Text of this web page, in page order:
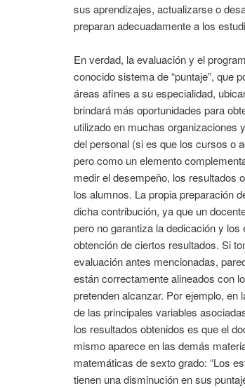
sus aprendizajes, actualizarse o
preparan adecuadamente a los
En verdad, la evaluación y el
conocido sistema de “puntaje”, que
áreas afines a su especialidad,
brindará más oportunidades para
utilizado en muchas organizaciones
del personal (si es que los cursos o
pero como un elemento
medir el desempeño, los resultados
los alumnos. La propia preparación
dicha contribución, ya que un
pero no garantiza la dedicación y
obtención de ciertos resultados. Si
evaluación antes mencionadas,
están correctamente alineados con
pretenden alcanzar. Por ejemplo,
de las principales variables
los resultados obtenidos es que el
mismo aparece en las demás
matemáticas de sexto grado: “Los
tienen una disminución en sus